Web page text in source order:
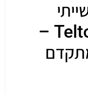
Teltonika TRM240 –